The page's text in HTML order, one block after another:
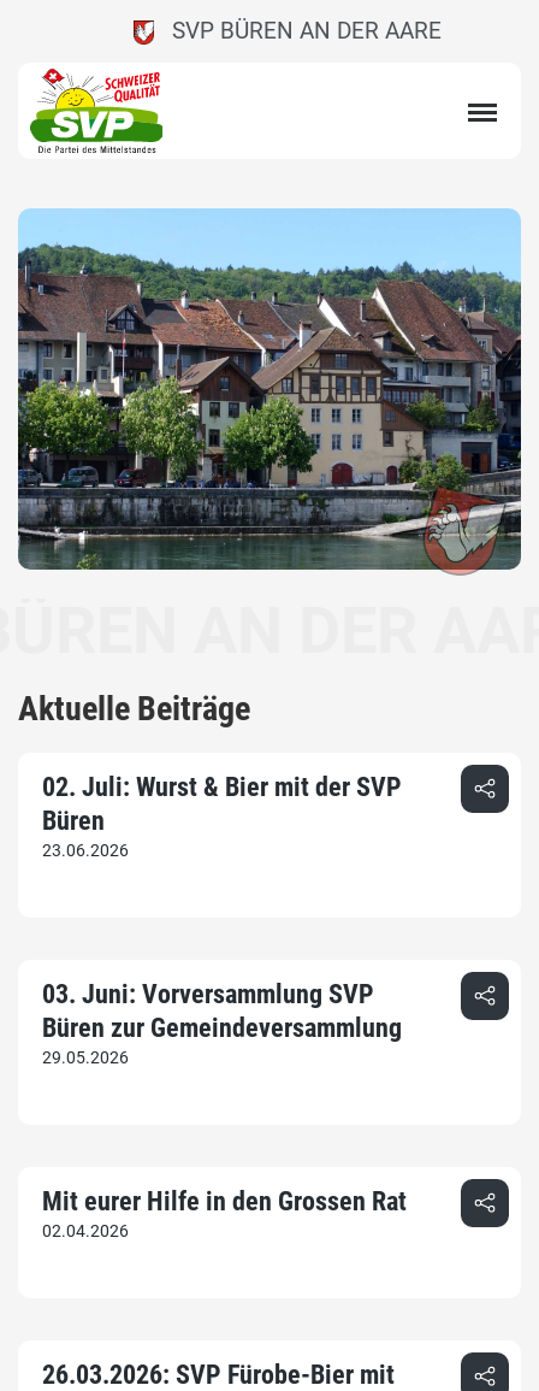
SVP BÜREN AN DER AARE
Aktuelle Beiträge
02. Juli: Wurst & Bier mit der SVP
Büren
23.06.2026
03. Juni: Vorversammlung SVP
Büren zur Gemeindeversammlung
29.05.2026
Mit eurer Hilfe in den Grossen Rat
02.04.2026
26.03.2026: SVP Fürobe-Bier mit